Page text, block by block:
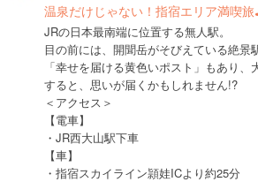
温泉だけじゃない！指宿エリア満喫
JRの日本最南端に位置する無人駅。
目の前には、開聞岳がそびえている絶景
「幸せを届ける黄色いポスト」もあり
すると、思いが届くかもしれません!?
＜アクセス＞
【電車】
・JR西大山駅下車
【車】
・指宿スカイライン頴娃ICより約25分